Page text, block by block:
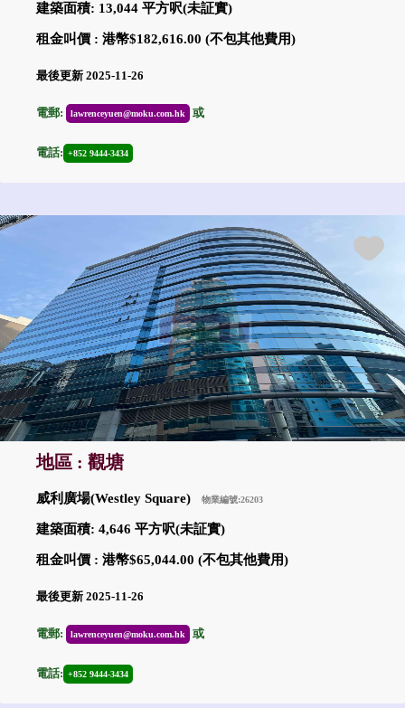
建築面積: 13,044 平方呎(未証實)
租金叫價 : 港幣$182,616.00 (不包其他費用)
最後更新 2025-11-26
電郵: lawrenceyuen@moku.com.hk 或
電話: +852 9444-3434
地區 : 觀塘
威利廣場(Westley Square) 物業編號:26203
建築面積: 4,646 平方呎(未証實)
租金叫價 : 港幣$65,044.00 (不包其他費用)
最後更新 2025-11-26
電郵: lawrenceyuen@moku.com.hk 或
電話: +852 9444-3434